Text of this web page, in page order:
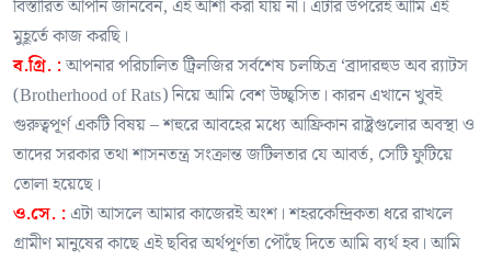
বিস্তারিত আপনি জানবেন, এই আশা করা যায় না। এটার উপরেই আমি এই
মুহূর্তে কাজ করছি।
ব.গ্রি. :আপনার পরিচালিত ট্রিলজির সর্বশেষ চলচ্চিত্র ‘ব্রাদারহুড অব র‍্যাটস
(Brotherhood of Rats) নিয়ে আমি বেশ উচ্ছ্বসিত। কারন এখানে খুবই
গুরুত্বপূর্ণ একটি বিষয় – শহুরে আবহের মধ্যে আফ্রিকান রাষ্ট্রগুলোর অবস্থা ও
তাদের সরকার তথা শাসনতন্ত্র সংক্রান্ত জটিলতার যে আবর্ত, সেটি ফুটিয়ে
তোলা হয়েছে।
ও.সে. :এটা আসলে আমার কাজেরই অংশ। শহরকেন্দ্রিকতা ধরে রাখলে
গ্রামীণ মানুষের কাছে এই ছবির অর্থপূর্ণতা পৌঁছে দিতে আমি ব্যর্থ হব। আমি